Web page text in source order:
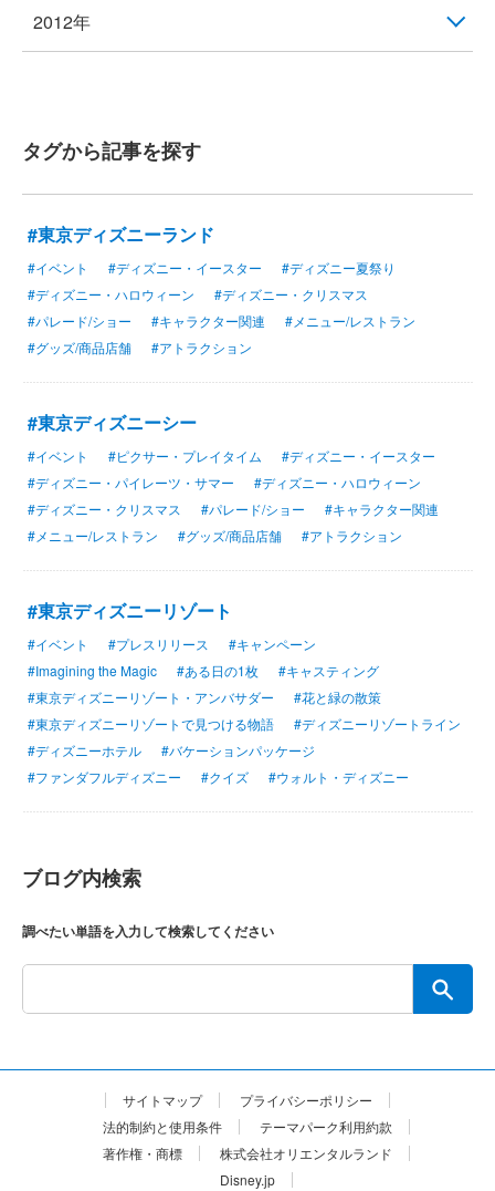
2012年
タグから記事を探す
#東京ディズニーランド
#イベント #ディズニー・イースター
#ディズニー夏祭り
#ディズニー・ハロウィーン
#ディズニー・クリスマス
#パレード/ショー
#キャラクター関連
#メニュー/レストラン
#グッズ/商品店舗
#アトラクション
#東京ディズニーシー
#イベント #ピクサー・プレイタイム
#ディズニー・イースター
#ディズニー・パイレーツ・サマー
#ディズニー・ハロウィーン
#ディズニー・クリスマス
#パレード/ショー
#キャラクター関連
#メニュー/レストラン
#グッズ/商品店舗 #アトラクション
#東京ディズニーリゾート
#イベント #プレスリリース
#キャンペーン
#Imagining the Magic
#ある日の1枚
#キャスティング
#東京ディズニーリゾート・アンバサダー
#花と緑の散策
#東京ディズニーリゾートで見つける物語
#ディズニーリゾートライン
#ディズニーホテル
#バケーションパッケージ
#ファンダフルディズニー
#クイズ #ウォルト・ディズニー
ブログ内検索
調べたい単語を入力して検索してください
サイトマップ
プライバシーポリシー
法的制約と使用条件
テーマパーク利用約款
著作権・商標
株式会社オリエンタルランド
Disney.jp